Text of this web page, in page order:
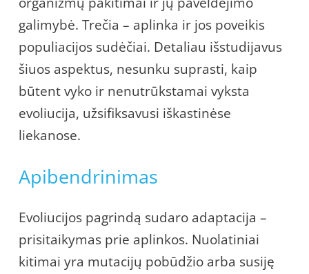
galimybė. Trečia – aplinka ir jos poveikis
populiacijos sudėčiai. Detaliau išstudijavus
šiuos aspektus, nesunku suprasti, kaip
būtent vyko ir nenutrūkstamai vyksta
evoliucija, užsifiksavusi iškastinėse
liekanose.
Apibendrinimas
Evoliucijos pagrindą sudaro adaptacija –
prisitaikymas prie aplinkos. Nuolatiniai
kitimai yra mutacijų pobūdžio arba susiję